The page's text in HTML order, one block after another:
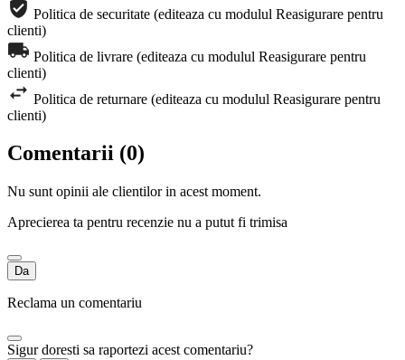
Politica de securitate (editeaza cu modulul Reasigurare pentru
clienti)
Politica de livrare (editeaza cu modulul Reasigurare pentru
clienti)
Politica de returnare (editeaza cu modulul Reasigurare pentru
clienti)
Comentarii (0)
Nu sunt opinii ale clientilor in acest moment.
Aprecierea ta pentru recenzie nu a putut fi trimisa
Da
Reclama un comentariu
Sigur doresti sa raportezi acest comentariu?